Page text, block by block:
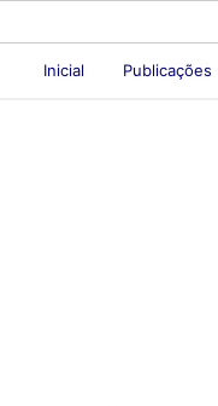
Inicial Publicações